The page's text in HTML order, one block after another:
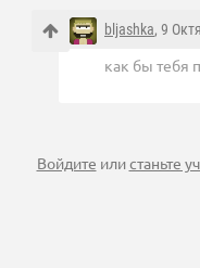
bljashka, 9
как бы тебя
Войдите илистаньте